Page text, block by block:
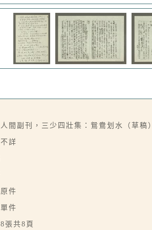
人間副刊，三少四壯集：鴛鴦划水（草稿
不詳
原件
單件
8張共8頁